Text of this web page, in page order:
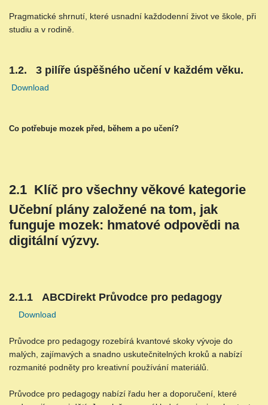
Pragmatické shrnutí, které usnadní každodenní život ve škole, při
studiu a v rodině.
1.2. 3 pilíře úspěšného učení v každém věku.
Download
Co potřebuje mozek před, během a po učení?
2.1 Klíč pro všechny věkové kategorie
Učební plány založené na tom, jak
funguje mozek: hmatové odpovědi na
digitální výzvy.
2.1.1 ABCDirekt Průvodce pro pedagogy
Download
Průvodce pro pedagogy rozebírá kvantové skoky vývoje do
malých, zajímavých a snadno uskutečnitelných kroků a nabízí
rozmanité podněty pro kreativní používání materiálů.
Průvodce pro pedagogy nabízí řadu her a doporučení, které